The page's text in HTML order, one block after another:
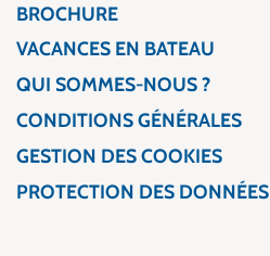
BROCHURE
VACANCES EN BATEAU
QUI SOMMES-NOUS ?
CONDITIONS GÉNÉRALES
GESTION DES COOKIES
PROTECTION DES DONNÉES